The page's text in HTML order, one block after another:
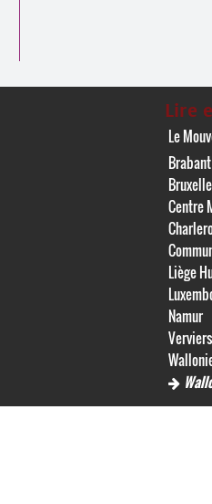
Lire
Le
Centre
Liège
Namur
Verviers